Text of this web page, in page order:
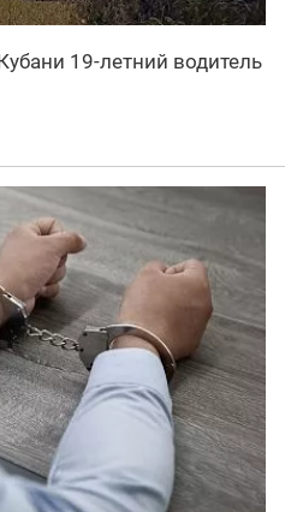
19-летний водитель